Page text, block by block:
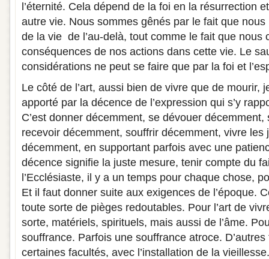
l’éternité. Cela dépend de la foi en la résurrection
autre vie. Nous sommes gênés par le fait que
de la vie de l’au-delà, tout comme le fait que nous
conséquences de nos actions dans cette vie. Le
considérations ne peut se faire que par la foi et
Le côté de l’art, aussi bien de vivre que de mourir,
apporté par la décence de l’expression qui s’y
C’est donner décemment, se dévouer
recevoir décemment, souffrir décemment, vivre les
décemment, en supportant parfois avec une
décence signifie la juste mesure, tenir compte du
l’Ecclésiaste, il y a un temps pour chaque chose,
Et il faut donner suite aux exigences de l’époque.
toute sorte de pièges redoutables. Pour l’art de
sorte, matériels, spirituels, mais aussi de l’âme.
souffrance. Parfois une souffrance atroce.
certaines facultés, avec l’installation de la